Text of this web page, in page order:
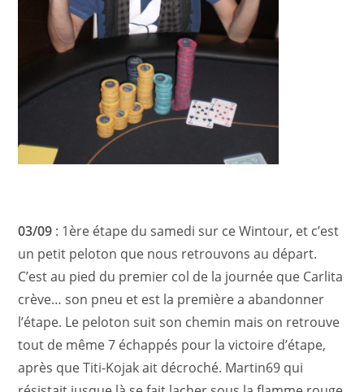
03/09 : 1ère étape du samedi sur ce Wintour, et c’est
un petit peloton que nous retrouvons au départ.
C’est au pied du premier col de la journée que Carlita
crève… son pneu et est la première a abandonner
l’étape. Le peloton suit son chemin mais on retrouve
tout de même 7 échappés pour la victoire d’étape,
après que Titi-Kojak ait décroché. Martin69 qui